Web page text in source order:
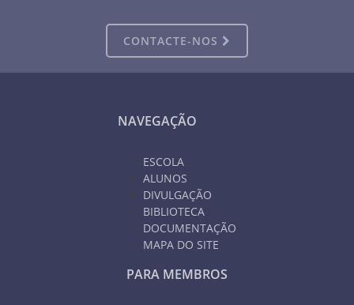
CONTACTE-NOS
NAVEGAÇÃO
ESCOLA
ALUNOS
DIVULGAÇÃO
BIBLIOTECA
DOCUMENTAÇÃO
MAPA DO SITE
PARA MEMBROS